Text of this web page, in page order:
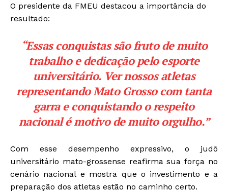
O presidente da FMEU destacou a importância do
resultado:
“Essas conquistas são fruto de muito
trabalho e dedicação pelo esporte
universitário. Ver nossos atletas
representando Mato Grosso com tanta
garra e conquistando o respeito
nacional é motivo de muito orgulho.”
Com esse desempenho expressivo, o judô
universitário mato-grossense reafirma sua força no
cenário nacional e mostra que o investimento e a
preparação dos atletas estão no caminho certo.